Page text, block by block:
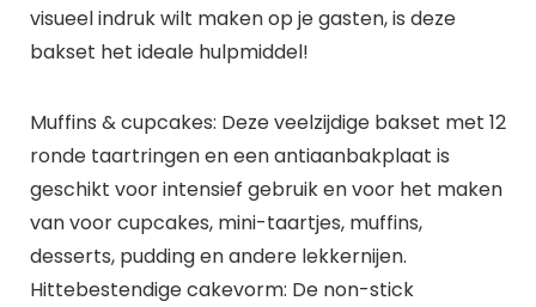
visueel indruk wilt maken op je gasten, is deze
bakset het ideale hulpmiddel!
Muffins & cupcakes: Deze veelzijdige bakset met 12
ronde taartringen en een antiaanbakplaat is
geschikt voor intensief gebruik en voor het maken
van voor cupcakes, mini-taartjes, muffins,
desserts, pudding en andere lekkernijen.
Hittebestendige cakevorm: De non-stick